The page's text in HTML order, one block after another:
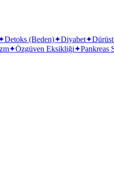
Detoks (Beden)✦Diyabet✦
✦Özgüven Eksikliği✦Pankreas